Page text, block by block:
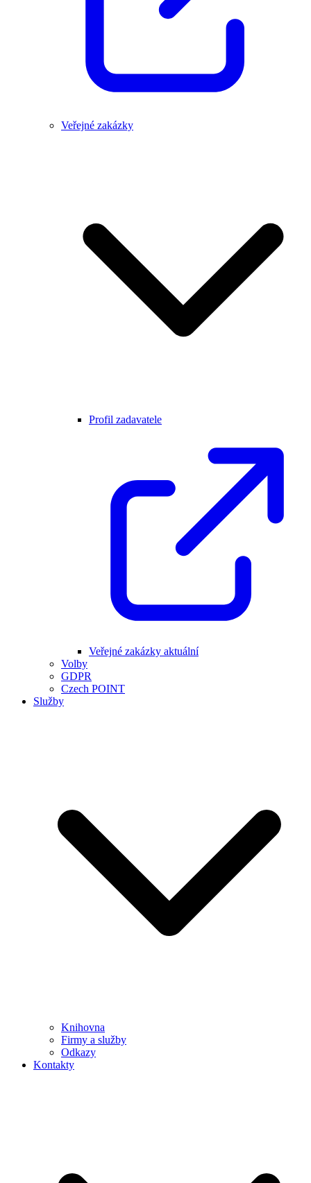
Veřejné zakázky
Profil zadavatele
Veřejné zakázky aktuální
Volby
GDPR
Czech POINT
Služby
Knihovna
Firmy a služby
Odkazy
Kontakty